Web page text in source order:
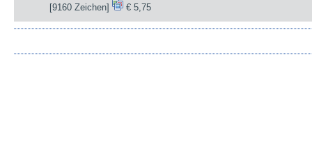
[9160 Zeichen]
€ 5,75